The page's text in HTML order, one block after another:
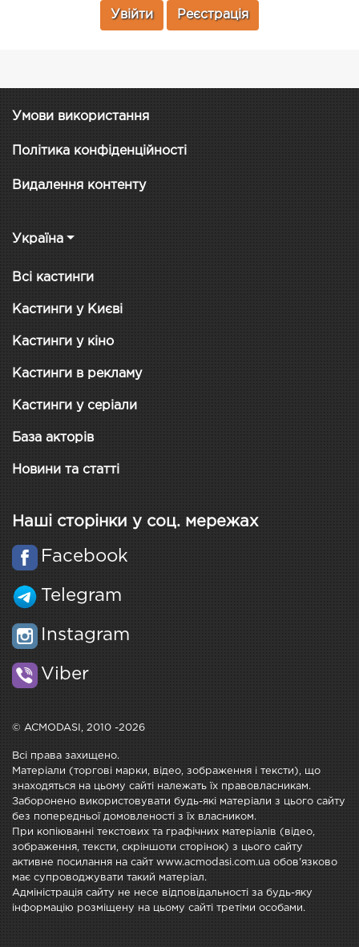
Увійти Реєстрація
Умови використання
Політика конфіденційності
Видалення контенту
Україна
Всі кастинги
Кастинги у Києві
Кастинги у кіно
Кастинги в рекламу
Кастинги у серіали
База акторів
Новини та статті
Наші сторінки у соц. мережах
Facebook
Telegram
Instagram
Viber
© ACMODASI, 2010 -2026
Всі права захищено.
Матеріали (торгові марки, відео, зображення і тексти), що
знаходяться на цьому сайті належать їх правовласникам.
Заборонено використовувати будь-які матеріали з цього сайту
без попередньої домовленості з їх власником.
При копіюванні текстових та графічних матеріалів (відео,
зображення, тексти, скріншоти сторінок) з цього сайту
активне посилання на сайт www.acmodasi.com.ua обов'язково
має супроводжувати такий матеріал.
Адміністрація сайту не несе відповідальності за будь-яку
інформацію розміщену на цьому сайті третіми особами.